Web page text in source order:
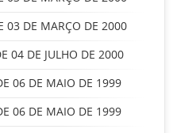
03 DE MARÇO DE 2000
04 DE JULHO DE 2000
06 DE MAIO DE 1999
06 DE MAIO DE 1999